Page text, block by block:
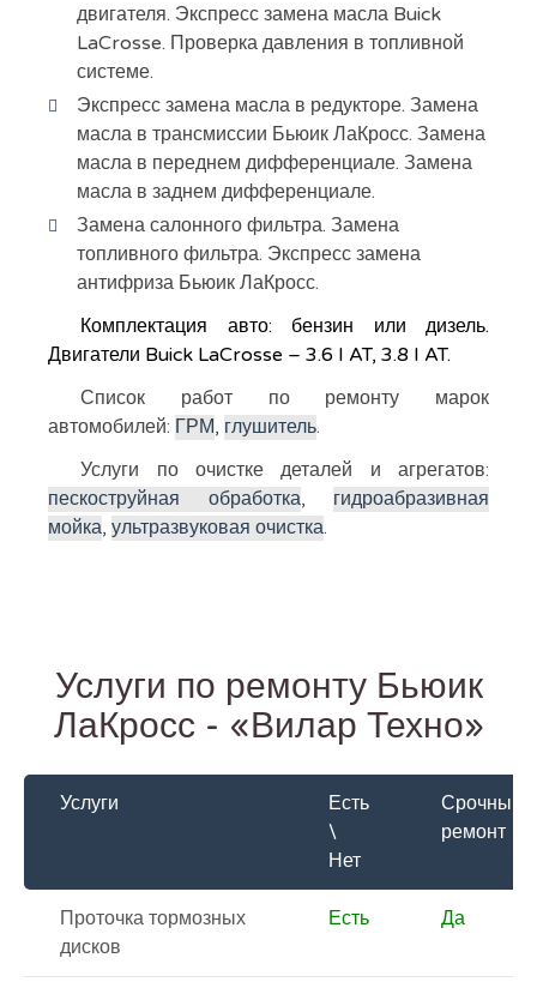
двигателя. Экспресс замена масла Buick
LaCrosse. Проверка давления в топливной
системе.
Экспресс замена масла в редукторе. Замена
масла в трансмиссии Бьюик ЛаКросс. Замена
масла в переднем дифференциале. Замена
масла в заднем дифференциале.
Замена салонного фильтра. Замена
топливного фильтра. Экспресс замена
антифриза Бьюик ЛаКросс.
Комплектация авто: бензин или дизель.
Двигатели Buick LaCrosse – 3.6 I AT, 3.8 I AT.
Список работ по ремонту марок
автомобилей: ГРМ, глушитель.
Услуги по очистке деталей и агрегатов:
пескоструйная обработка, гидроабразивная
мойка, ультразвуковая очистка.
Услуги по ремонту Бьюик
ЛаКросс - «Вилар Техно»
Услуги
Есть
\
Нет
Срочный
ремонт
Проточка тормозных
дисков
Есть Да